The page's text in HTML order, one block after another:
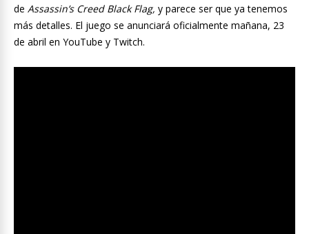
de Assassin’s Creed Black Flag, y parece ser que ya tenemos
más detalles. El juego se anunciará oficialmente mañana, 23
de abril en YouTube y Twitch.